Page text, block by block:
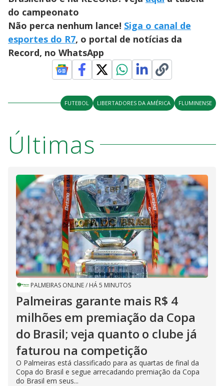
do campeonato
Não perca nenhum lance! Siga o canal de
esportes do R7, o portal de notícias da
Record, no WhatsApp
FUTEBOL LIBERTADORES DA AMÉRICA FLUMINENSE
Últimas
PALMEIRAS ONLINE/ HÁ 5 MINUTOS
Palmeiras garante mais R$ 4
milhões em premiação da Copa
do Brasil; veja quanto o clube já
faturou na competição
O Palmeiras está classificado para as quartas de final da
Copa do Brasil e segue arrecadando premiação da Copa
do Brasil em seus...